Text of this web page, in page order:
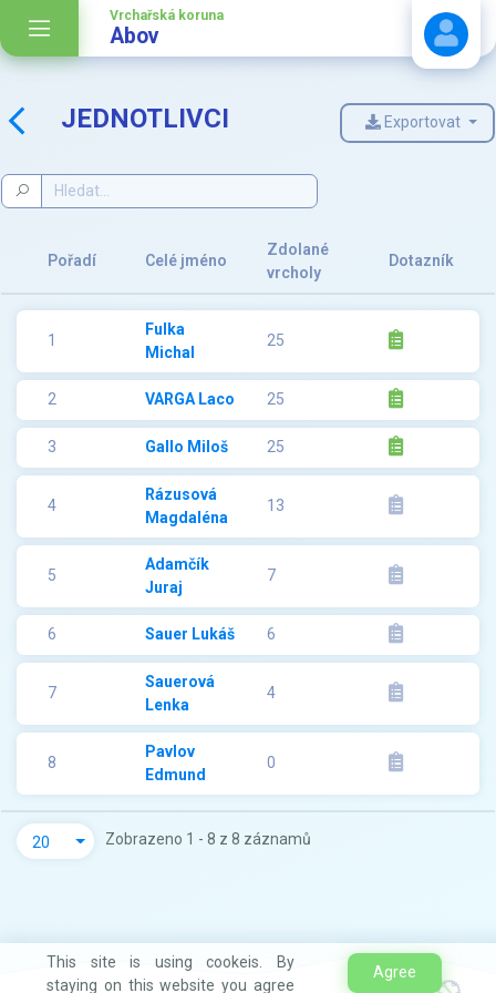
Vrchařská koruna
Abov
Stáhnout návod
JEDNOTLIVCI Exportovat
Pořadí Celé jméno
Zdolané
vrcholy
Dotazník
1
Fulka
Michal
25
2 VARGA Laco 25
3 Gallo Miloš 25
4
Rázusová
Magdaléna
13
5
Adamčík
Juraj
7
6 Sauer Lukáš 6
7
Sauerová
Lenka
4
8
Pavlov
Edmund
0
20 Zobrazeno 1 - 8 z 8 záznamů
This site is using cookeis. By
staying on this website you agree
Agree